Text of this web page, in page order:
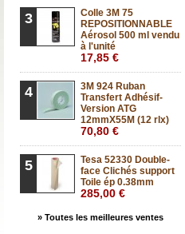
3
Colle 3M 75
REPOSITIONNABLE
Aérosol 500 ml vendu
à l'unité
17,85 €
4
3M 924 Ruban
Transfert Adhésif-
Version ATG
12mmX55M (12 rlx)
70,80 €
5
Tesa 52330 Double-
face Clichés support
Toile ép 0.38mm
285,00 €
» Toutes les meilleures ventes